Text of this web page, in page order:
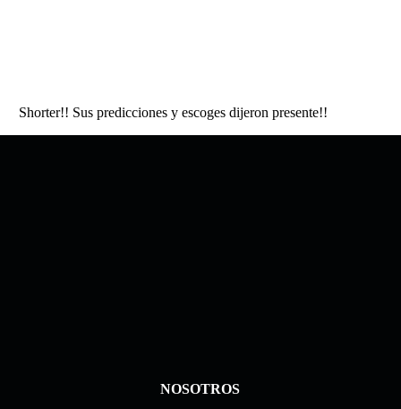
Shorter!! Sus predicciones y escoges dijeron presente!!
NOSOTROS